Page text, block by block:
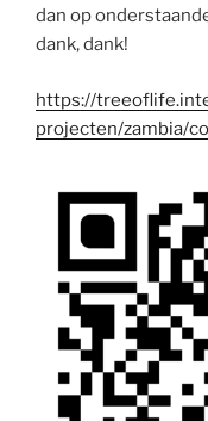
dan op
dank, dank!
https://
projecten/zambia/